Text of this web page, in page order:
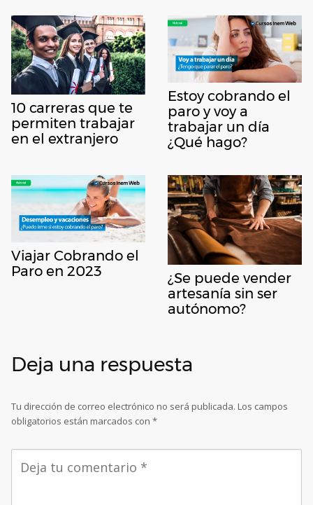
10 carreras que te
permiten trabajar
en el extranjero
Estoy cobrando el
paro y voy a
trabajar un día
¿Qué hago?
Viajar Cobrando el
Paro en 2023
¿Se puede vender
artesanía sin ser
autónomo?
Deja una respuesta
Tu dirección de correo electrónico no será publicada. Los campos
obligatorios están marcados con *